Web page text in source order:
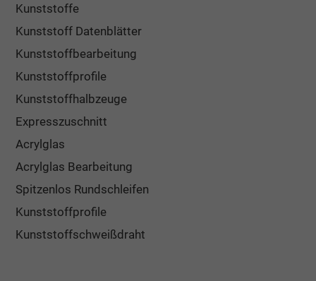
Kunststoffe
Kunststoff Datenblätter
Kunststoffbearbeitung
Kunststoffprofile
Kunststoffhalbzeuge
Expresszuschnitt
Acrylglas
Acrylglas Bearbeitung
Spitzenlos Rundschleifen
Kunststoffprofile
Kunststoffschweißdraht